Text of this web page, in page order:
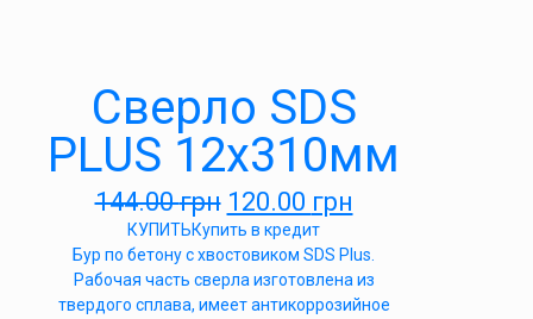
Сверло SDS
PLUS 12х310мм
144.00грн 120.00 грн
КУПИТЬКупить в кредит
Бур по бетону с хвостовиком SDS Plus.
Рабочая часть сверла изготовлена из
твердого сплава, имеет антикоррозийное